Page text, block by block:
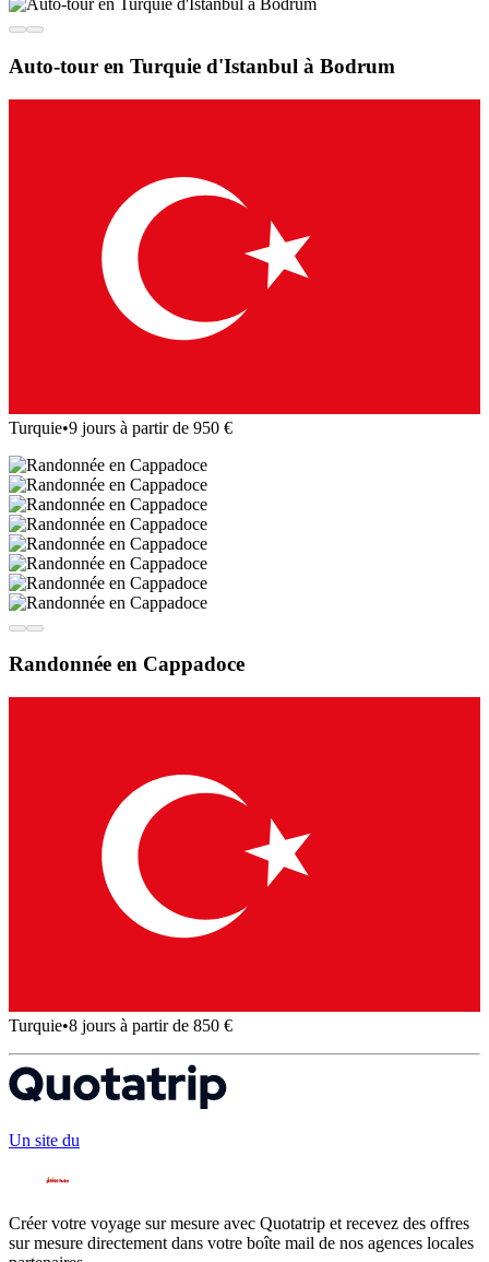
Auto-tour en Turquie d'Istanbul à Bodrum
Turquie•9 jours à partir de 950 €
Randonnée en Cappadoce
Turquie•8 jours à partir de 850 €
Un site du
Créer votre voyage sur mesure avec Quotatrip et recevez des offres
sur mesure directement dans votre boîte mail de nos agences locales